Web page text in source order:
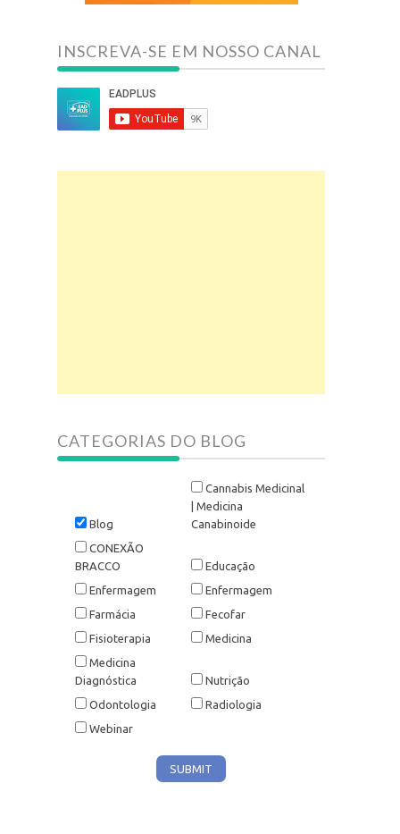
INSCREVA-SE EM NOSSO CANAL
CATEGORIAS DO BLOG
Blog
Cannabis Medicinal
| Medicina
Canabinoide
CONEXÃO
BRACCO
Educação
Enfermagem
Enfermagem
Farmácia
Fecofar
Fisioterapia
Medicina
Medicina
Diagnóstica
Nutrição
Odontologia
Radiologia
Webinar